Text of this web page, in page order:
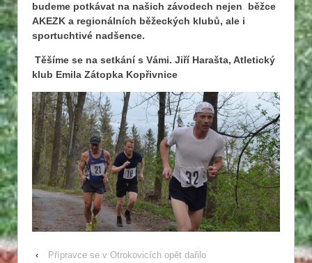
budeme potkávat na našich závodech nejen běžce
AKEZK a regionálních běžeckých klubů, ale i
sportuchtivé nadšence.
Těšíme se na setkání s Vámi. Jiří Harašta, Atletický
klub Emila Zátopka Kopřivnice
‹
Přípravce se v Otrokovicích opět dařilo